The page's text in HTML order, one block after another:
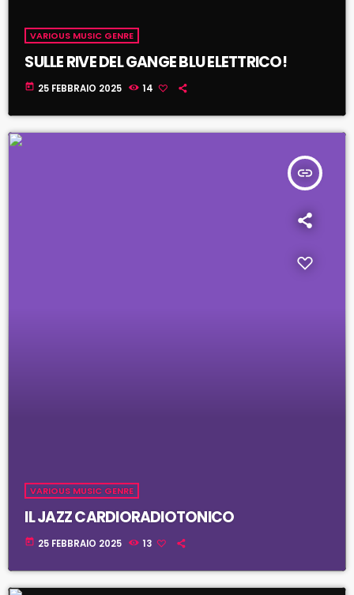
VARIOUS MUSIC GENRE
SULLE RIVE DEL GANGE BLU ELETTRICO!
today 25 FEBBRAIO 2025 14
insert_link
VARIOUS MUSIC GENRE
IL JAZZ CARDIORADIOTONICO
today 25 FEBBRAIO 2025 13